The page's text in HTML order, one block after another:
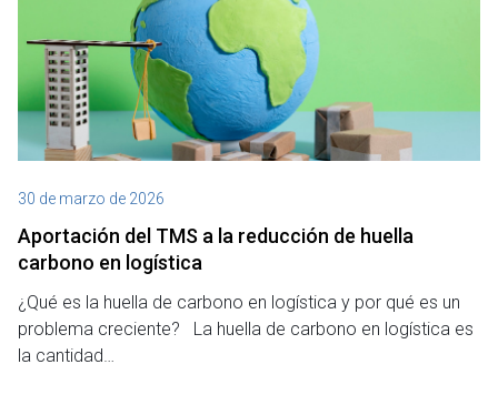
30 de marzo de 2026
Aportación del TMS a la reducción de huella
carbono en logística
¿Qué es la huella de carbono en logística y por qué es un
problema creciente? La huella de carbono en logística es
la cantidad…